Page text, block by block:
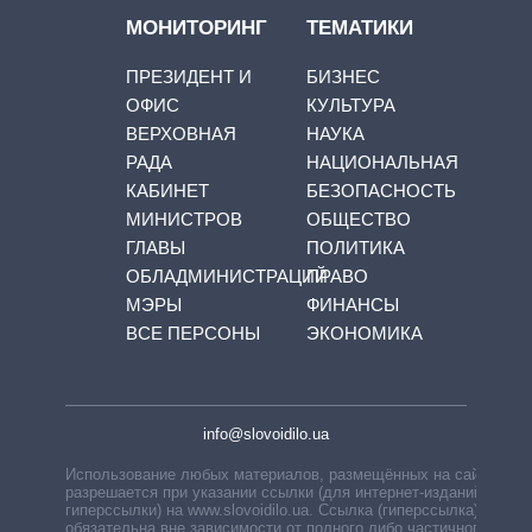
МОНИТОРИНГ
ПРЕЗИДЕНТ И
ОФИС
ВЕРХОВНАЯ
РАДА
КАБИНЕТ
МИНИСТРОВ
ГЛАВЫ
ОБЛАДМИНИСТРАЦИЙ
МЭРЫ
ВСЕ ПЕРСОНЫ
ТЕМАТИКИ
БИЗНЕС
КУЛЬТУРА
НАУКА
НАЦИОНАЛЬНАЯ
БЕЗОПАСНОСТЬ
ОБЩЕСТВО
ПОЛИТИКА
ПРАВО
ФИНАНСЫ
ЭКОНОМИКА
info@slovoidilo.ua
Использование любых материалов, размещённых на сайте,
разрешается при указании ссылки (для интернет-изданий —
гиперссылки) на www.slovoidilo.ua. Ссылка (гиперссылка)
обязательна вне зависимости от полного либо частичного